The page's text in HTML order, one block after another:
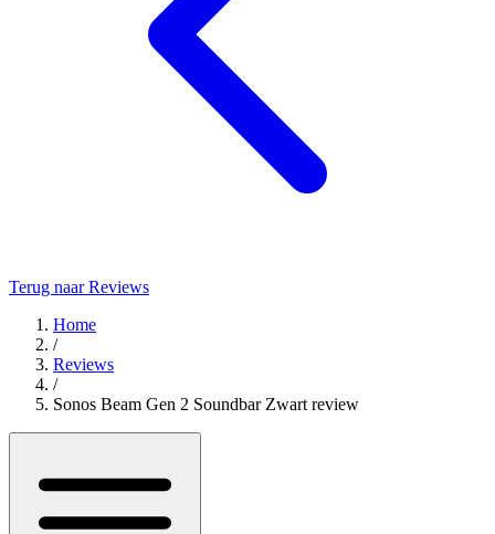
Terug naar Reviews
Home
/
Reviews
/
Sonos Beam Gen 2 Soundbar Zwart review